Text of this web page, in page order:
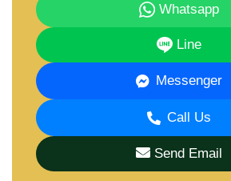
Whatsapp
Line
Messenger
Call Us
Send Email